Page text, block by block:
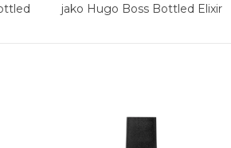
jako Hugo Boss Bottled Elixir